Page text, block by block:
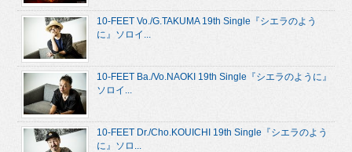
10-FEET Vo./G.TAKUMA 19th Single『シエラのよう
に』ソロイ...
10-FEET Ba./Vo.NAOKI 19th Single『シエラのように』
ソロイ...
10-FEET Dr./Cho.KOUICHI 19th Single『シエラのよう
に』ソロ...